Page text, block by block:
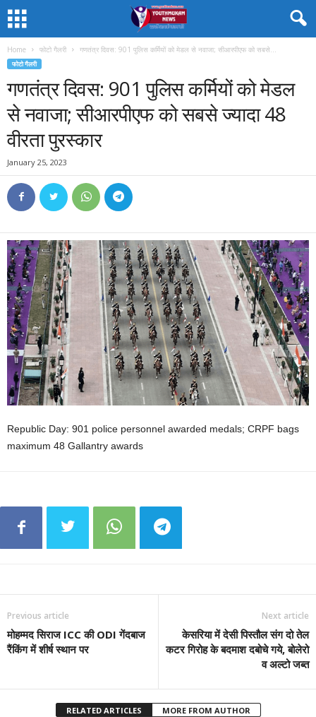
Home फोटो गैलरी गणतंत्र दिवस: 901 पुलिस कर्मियों को मेडल से नवाजा; सीआरपीएफ को सबसे...
फोटो गैलरी
गणतंत्र दिवस: 901 पुलिस कर्मियों को मेडल
से नवाजा; सीआरपीएफ को सबसे ज्यादा 48
वीरता पुरस्कार
January 25, 2023
Republic Day: 901 police personnel awarded medals; CRPF bags
maximum 48 Gallantry awards
Previous article
मोहम्मद सिराज ICC की ODI गेंदबाज
रैंकिंग में शीर्ष स्थान पर
Next article
केसरिया में देसी पिस्तौल संग दो तेल
कटर गिरोह के बदमाश दबोचे गये, बोलेरो
व अल्टो जब्त
RELATED ARTICLES MORE FROM AUTHOR